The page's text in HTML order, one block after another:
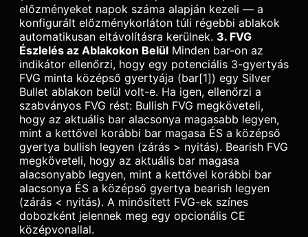
előzményeket napok száma alapján kezeli — a
konfigurált előzménykorláton túli régebbi ablakok
automatikusan eltávolításra kerülnek. 3. FVG
Észlelés az Ablakokon Belül Minden bar-on az
indikátor ellenőrzi, hogy egy potenciális 3-gyertyás
FVG minta középső gyertyája (bar[1]) egy Silver
Bullet ablakon belül volt-e. Ha igen, ellenőrzi a
szabványos FVG rést: Bullish FVG megköveteli,
hogy az aktuális bar alacsonya magasabb legyen,
mint a kettővel korábbi bar magasa ÉS a középső
gyertya bullish legyen (zárás > nyitás). Bearish FVG
megköveteli, hogy az aktuális bar magasa
alacsonyabb legyen, mint a kettővel korábbi bar
alacsonya ÉS a középső gyertya bearish legyen
(zárás < nyitás). A minősített FVG-ek színes
dobozként jelennek meg egy opcionális CE
középvonallal.